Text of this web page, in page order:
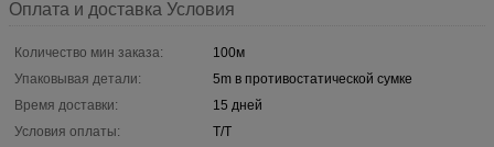
Оплата и доставка Условия
Количество мин заказа:
100м
Упаковывая детали:
5m в противостатической сумке
Время доставки:
15 дней
Условия оплаты:
T/T